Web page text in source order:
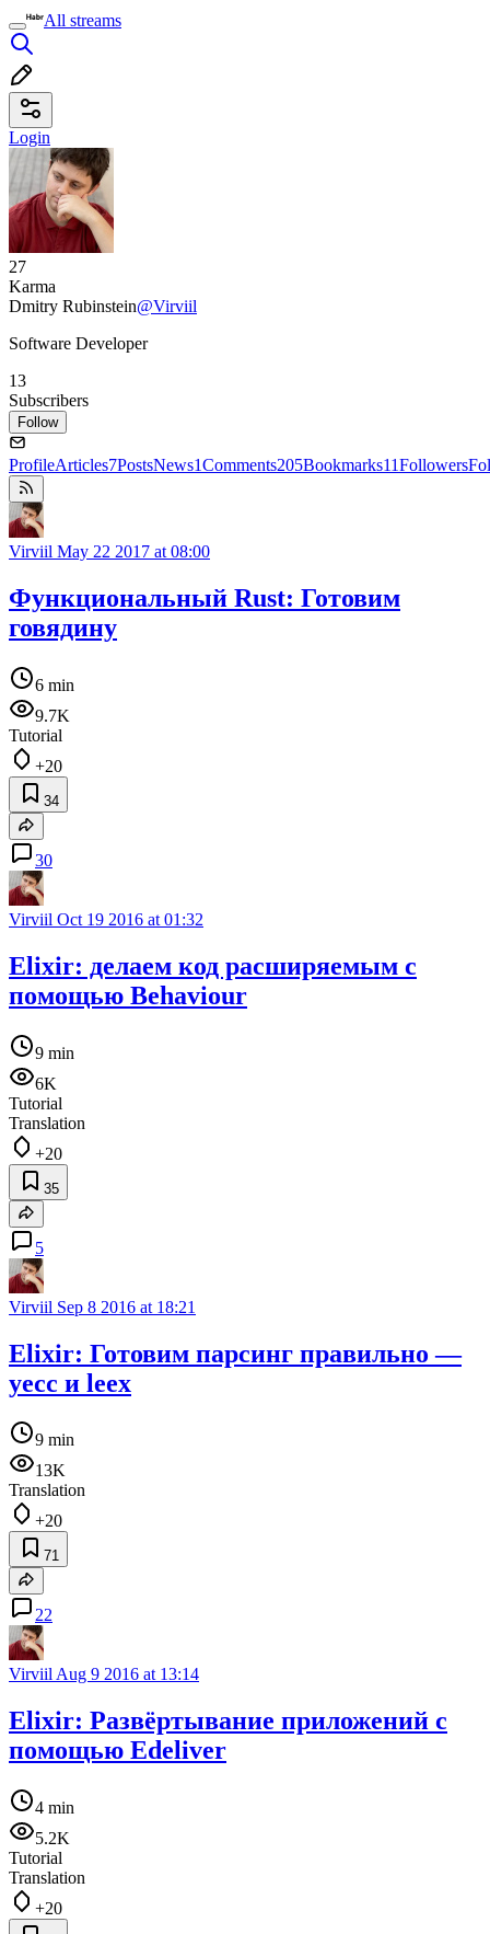
All streams
Login
27
Karma
Dmitry Rubinstein@Virviil
Software Developer
13
Subscribers
Follow
ProfileArticles7PostsNews1Comments205Bookmarks11Followers
Virviil May 22 2017 at 08:00
Функциональный Rust: Готовим
говядину
6 min
9.7K
Tutorial
+20
34
30
Virviil Oct 19 2016 at 01:32
Elixir: делаем код расширяемым с
помощью Behaviour
9 min
6K
Tutorial
Translation
+20
35
5
Virviil Sep 8 2016 at 18:21
Elixir: Готовим парсинг правильно —
yecc и leex
9 min
13K
Translation
+20
71
22
VirviilAug 9 2016 at 13:14
Elixir: Развёртывание приложений с
помощью Edeliver
4 min
5.2K
Tutorial
Translation
+20